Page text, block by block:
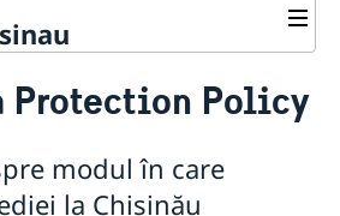
dezvoltare
Protection Policy
modul în care
la Chișinău